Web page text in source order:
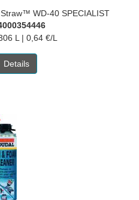
WD-40 SPECIALIST
L | 0,64 €/L
Details